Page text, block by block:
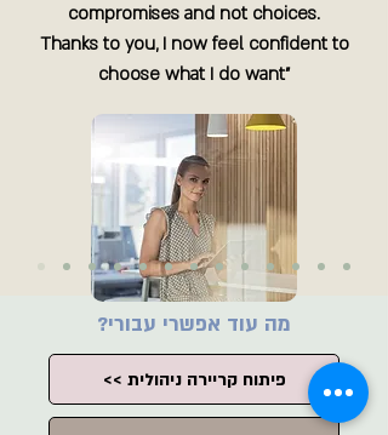
compromises and not choices.
Thanks to you, I now feel confident to
choose what I do want"
מה עוד אפשרי עבורי?
<< פיתוח קריירה ניהולית